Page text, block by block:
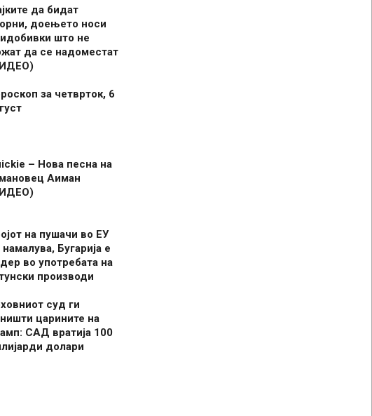
да бидат
доењето носи
што не
да се надоместат
за четврток, 6
– Нова песна на
Аиман
на пушачи во ЕУ
намалува, Бугарија е
во употребата на
производи
суд ги
царините на
САД вратија 100
долари